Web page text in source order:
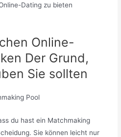
Dating zu bieten
Online-
Der Grund,
Sie sollten
Pool
du hast ein Matchmaking
Sie können leicht nur